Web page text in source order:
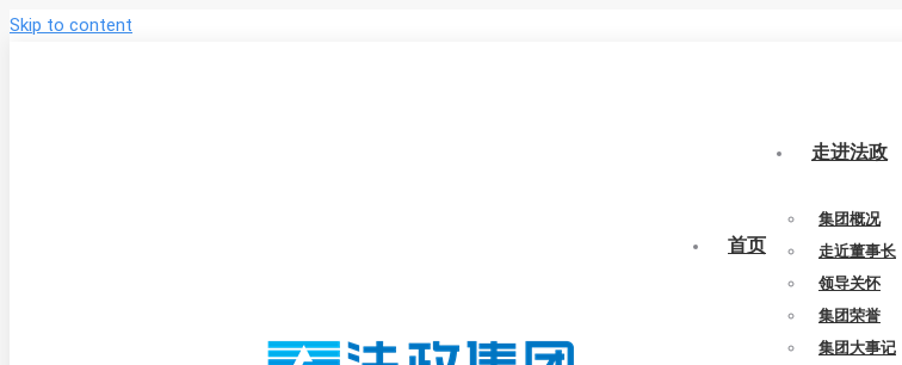
Skip to content
首页
走进法政
集团概况
走近董事长
领导关怀
集团荣誉
集团大事记